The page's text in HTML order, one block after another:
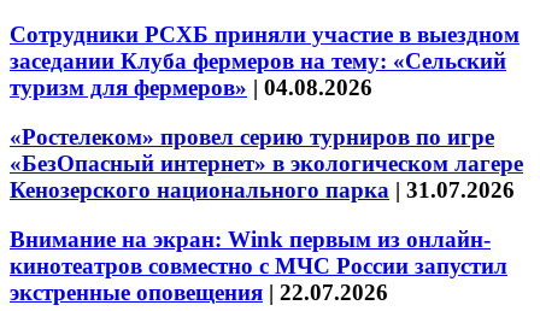
Сотрудники РСХБ приняли участие в выездном
заседании Клуба фермеров на тему: «Сельский
туризм для фермеров» | 04.08.2026
«Ростелеком» провел серию турниров по игре
«БезОпасный интернет» в экологическом лагере
Кенозерского национального парка | 31.07.2026
Внимание на экран: Wink первым из онлайн-
кинотеатров совместно с МЧС России запустил
экстренные оповещения | 22.07.2026